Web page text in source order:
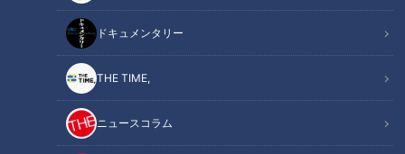
ドキュメンタリー
THE TIME,
ニュースコラム
記事に戻る